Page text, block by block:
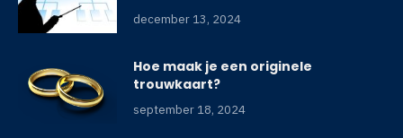
december 13, 2024
Hoe maak je een originele
trouwkaart?
september 18, 2024